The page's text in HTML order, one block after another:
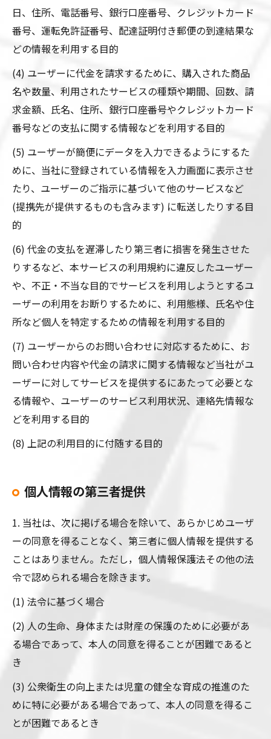
日、住所、電話番号、銀行口座番号、クレジットカード
番号、運転免許証番号、配達証明付き郵便の到達結果な
どの情報を利用する目的
(4) ユーザーに代金を請求するために、購入された商品
名や数量、利用されたサービスの種類や期間、回数、請
求金額、氏名、住所、銀行口座番号やクレジットカード
番号などの支払に関する情報などを利用する目的
(5) ユーザーが簡便にデータを入力できるようにするた
めに、当社に登録されている情報を入力画面に表示させ
たり、ユーザーのご指示に基づいて他のサービスなど
(提携先が提供するものも含みます) に転送したりする目
的
(6) 代金の支払を遅滞したり第三者に損害を発生させた
りするなど、本サービスの利用規約に違反したユーザー
や、不正・不当な目的でサービスを利用しようとするユ
ーザーの利用をお断りするために、利用態様、氏名や住
所など個人を特定するための情報を利用する目的
(7) ユーザーからのお問い合わせに対応するために、お
問い合わせ内容や代金の請求に関する情報など当社がユ
ーザーに対してサービスを提供するにあたって必要とな
る情報や、ユーザーのサービス利用状況、連絡先情報な
どを利用する目的
(8) 上記の利用目的に付随する目的
個人情報の第三者提供
1. 当社は、次に掲げる場合を除いて、あらかじめユーザ
ーの同意を得ることなく、第三者に個人情報を提供する
ことはありません。ただし，個人情報保護法その他の法
令で認められる場合を除きます。
(1) 法令に基づく場合
(2) 人の生命、身体または財産の保護のために必要があ
る場合であって、本人の同意を得ることが困難であると
き
(3) 公衆衛生の向上または児童の健全な育成の推進のた
めに特に必要がある場合であって、本人の同意を得るこ
とが困難であるとき